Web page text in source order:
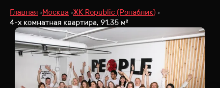
Главная Москва ЖК Republic (Репаблик)
4-х комнатная квартира, 91.35 м²